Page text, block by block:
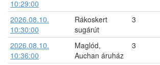
10:29:00
2026.08.10.
10:30:00
Rákoskert
sugárút
3
2026.08.10.
10:36:00
Maglód,
Auchan áruház
3